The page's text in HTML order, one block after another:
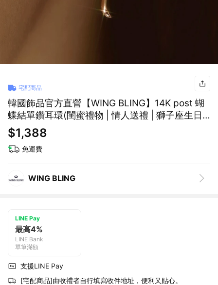
宅配商品
韓國飾品官方直營【WING BLING】14K post 蝴
蝶結單鑽耳環(閨蜜禮物 | 情人送禮 | 獅子座生日
禮物🎁)
$1,388
免運費
WING BLING
LINE Pay
最高4%
LINE Bank
單筆滿額
支援LINE Pay
[宅配商品]由收禮者自行填寫收件地址，便利又貼心。